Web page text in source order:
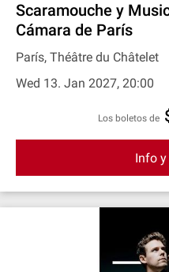
Scaramouche y
Cámara de París
París, Théâtre du Châtelet
Wed 13. Jan 2027, 20:00
Los boletos de
Info